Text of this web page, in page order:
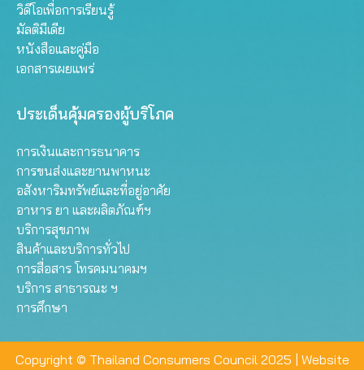
วิดีโอเพื่อการเรียนรู้
มัลติมีเดีย
หนังสือและคู่มือ
เอกสารเผยแพร่
ประเด็นคุ้มครองผู้บริโภค
การเงินและการธนาคาร
การขนส่งและยานพาหนะ
อสังหาริมทรัพย์และที่อยู่อาศัย
อาหาร ยา และผลิตภัณฑ์ฯ
บริการสุขภาพ
สินค้าและบริการทั่วไป
การสื่อสาร โทรคมนาคมฯ
บริการ สาธารณะ ฯ
การศึกษา
Copyright © Thailand Consumers Council 2025 | Website